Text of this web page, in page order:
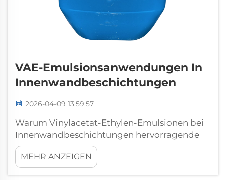
VAE-Emulsionsanwendungen In
Innenwandbeschichtungen
2026-04-09 13:59:57
Warum Vinylacetat-Ethylen-Emulsionen bei
Innenwandbeschichtungen hervorragende
Ergebnisse erzielen Molekulare Architektur:
Wie die Struktur des Vinylacetat-Ethylen-
Copolymers Hydroplastifizierung und
MEHR ANZEIGEN